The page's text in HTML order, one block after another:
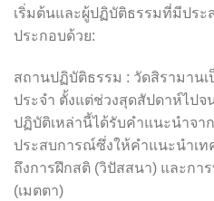
เริ่มต้นและผู้ปฏิบัติธรรมที่มีปร
ประกอบด้วย:
สถานปฏิบัติธรรม : วัดสิรามาน
ประจำ ตั้งแต่ช่วงสุดสัปดาห์ไปจ
ปฏิบัติเหล่านี้ได้รับคำแนะนำจา
ประสบการณ์ซึ่งให้คำแนะนำเ
ถึงการฝึกสติ (วิปัสสนา) และกา
(เมตตา)